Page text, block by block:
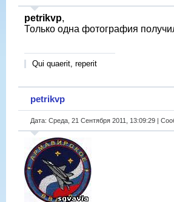
petrikvp,
Только одна фотография
Qui quaerit, reperit
petrikvp
Дата: Среда, 21 Сентября 2011, 13:09:29 |